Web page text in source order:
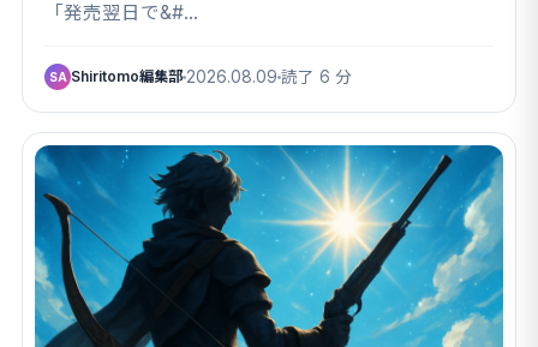
「発売翌日で&#…
SA Shiritomo編集部 2026.08.09 読了 6 分